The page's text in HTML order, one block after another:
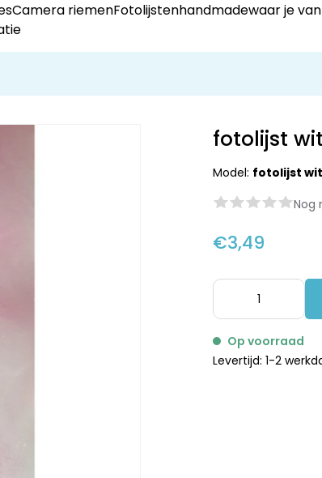
Camera riemenFotolijstenhandmadewaar je
fotolijst wit
Model: fotolijst wit
Nog
€3,49
Op voorraad
Levertijd: 1-2